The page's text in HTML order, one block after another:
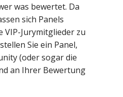
was bewertet. Da
sich Panels
VIP-Jurymitglieder zu
Sie ein Panel,
(oder sogar die
an Ihrer Bewertung